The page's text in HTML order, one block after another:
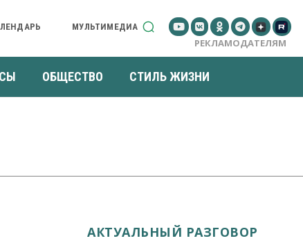
МУЛЬТИМЕДИА
РЕКЛАМОДАТЕЛЯМ
ОБЩЕСТВО СТИЛЬ ЖИЗНИ
АКТУАЛЬНЫЙ РАЗГОВОР